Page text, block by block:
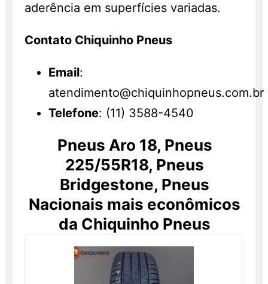
aderência em superfícies variadas.
Contato Chiquinho Pneus
Email:
atendimento@chiquinhopneus.com.br
Telefone: (11) 3588-4540
Pneus Aro 18, Pneus
225/55R18, Pneus
Bridgestone, Pneus
Nacionais mais econômicos
da Chiquinho Pneus